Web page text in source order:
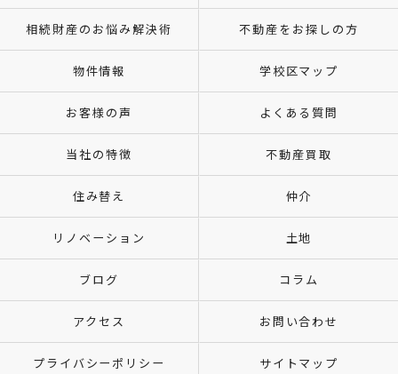
相続財産のお悩み解決術 不動産をお探しの方
物件情報 学校区マップ
お客様の声 よくある質問
当社の特徴 不動産買取
住み替え 仲介
リノベーション 土地
ブログ コラム
アクセス お問い合わせ
プライバシーポリシー サイトマップ